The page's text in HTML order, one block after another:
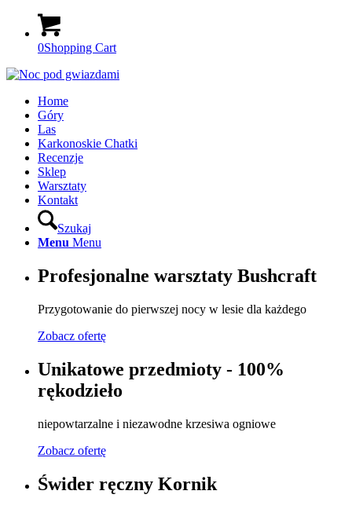
0Shopping Cart
Home
Góry
Las
Karkonoskie Chatki
Recenzje
Sklep
Warsztaty
Kontakt
Szukaj
Menu Menu
Profesjonalne warsztaty Bushcraft
Przygotowanie do pierwszej nocy w lesie dla każdego
Zobacz ofertę
Unikatowe przedmioty - 100%
rękodzieło
niepowtarzalne i niezawodne krzesiwa ogniowe
Zobacz ofertę
Świder ręczny Kornik